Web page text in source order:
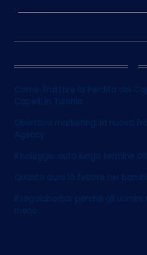
12
Come Trattare la Perdita dei
Capelli in Turchia
Obiettivo marketing: la nuova
Agency
Il noleggio auto lungo termine
Quanto dura la febbre nei
Il regolabarba: perché gli
meno